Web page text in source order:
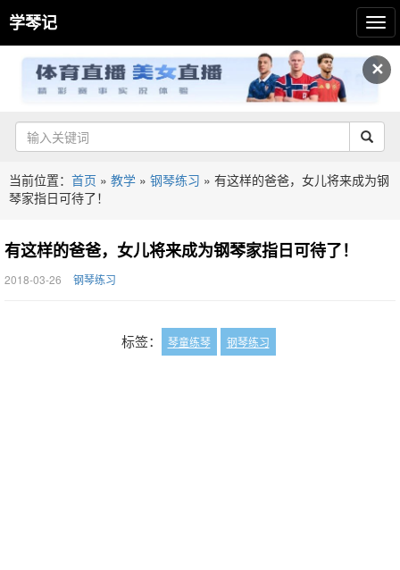
✕
学琴记
当前位置： 首页 » 教学 » 钢琴练习 » 有这样的爸爸，女儿将来成为钢
琴家指日可待了！
有这样的爸爸，女儿将来成为钢琴家指日可待了！
2018-03-26 钢琴练习
标签： 琴童练琴 钢琴练习